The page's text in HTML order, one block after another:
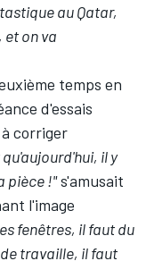
au Qatar,
et on va
temps en
d'essais
corriger
il y
pièce !"s'amusait
l'image
fenêtres, il faut du
travaille, il faut